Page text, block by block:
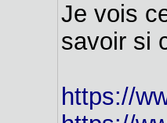
Je vois
savoir si
https://